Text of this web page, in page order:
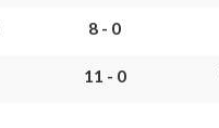
8 - 0
11 - 0